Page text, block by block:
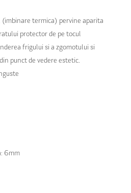
(imbinare termica) pervine aparita
protector de pe tocul
frigului si a zgomotului si
punct de vedere estetic.
6mm